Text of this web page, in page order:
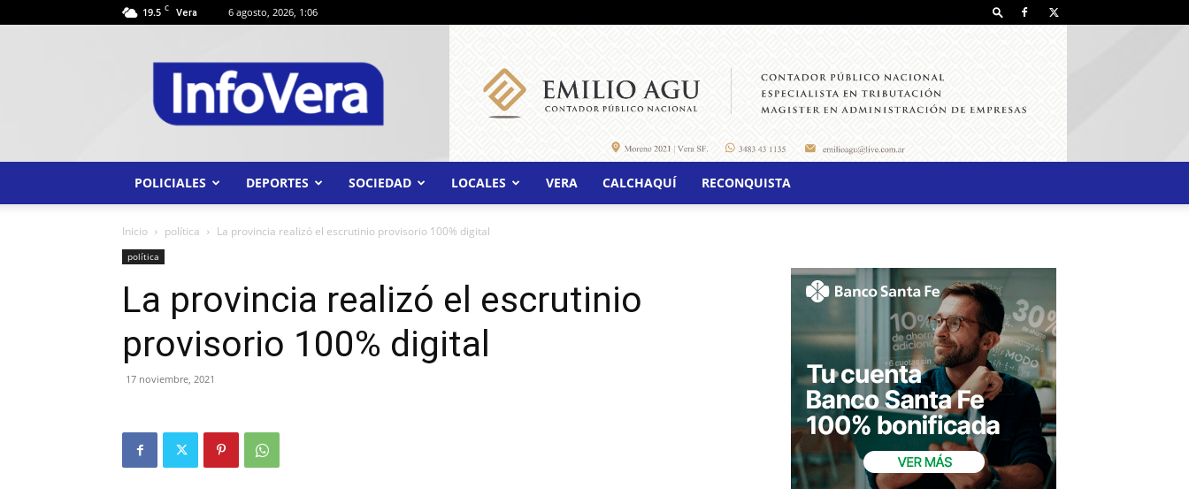
19.5 C Vera 6 agosto, 2026, 1:06
INFO
VERA
POLICIALES DEPORTES SOCIEDAD LOCALES VERA CALCHAQUÍ RECONQUISTA
Inicio política La provincia realizó el escrutinio provisorio 100% digital
política
La provincia realizó el escrutinio
provisorio 100% digital
17 noviembre, 2021